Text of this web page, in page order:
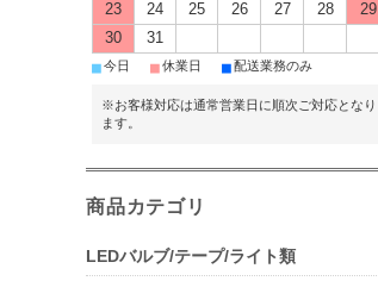
23
24 25 26 27 28
29
30
31
■今日 ■休業日 ■配送業務のみ
※お客様対応は通常営業日に順次ご対応となり
ます。
商品カテゴリ
LEDバルブ/テープ/ライト類